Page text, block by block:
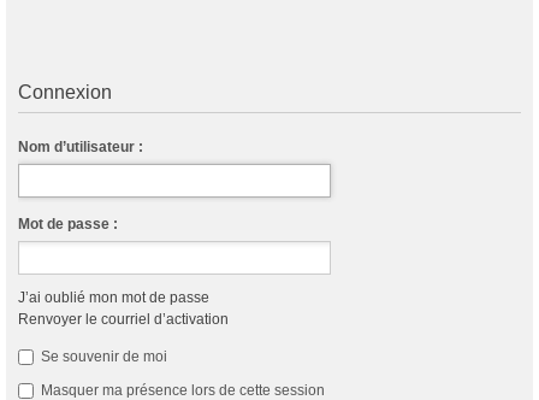
Connexion
Nom d’utilisateur :
Mot de passe :
J’ai oublié mon mot de passe
Renvoyer le courriel d’activation
Se souvenir de moi
Masquer ma présence lors de cette session